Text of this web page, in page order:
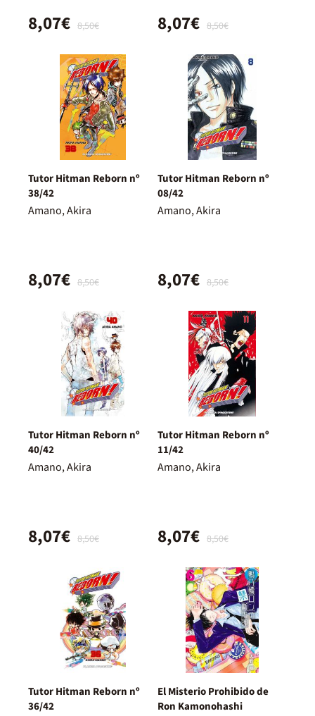
8,50€
8,07€ 8,50€
8,07€
Tutor Hitman Reborn nº
38/42
Amano, Akira
8,50€
8,07€
Tutor Hitman Reborn nº
08/42
Amano, Akira
8,50€
8,07€
Tutor Hitman Reborn nº
40/42
Amano, Akira
8,50€
8,07€
Tutor Hitman Reborn nº
11/42
Amano, Akira
8,50€
8,07€
Tutor Hitman Reborn nº
36/42
El Misterio Prohibido de
Ron Kamonohashi